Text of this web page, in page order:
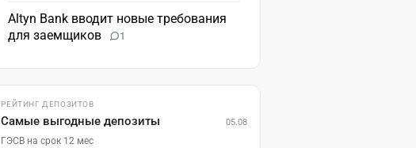
Altyn Bank вводит новые требования
для заемщиков
1
РЕЙТИНГ ДЕПОЗИТОВ
Самые выгодные депозиты 05.08
ГЭСВ на срок 12 мес